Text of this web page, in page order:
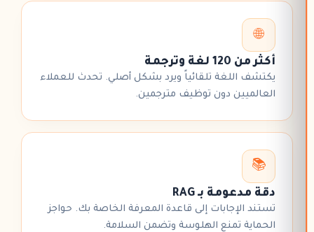
🌐
أكثر من 120 لغة وترجمة
يكتشف اللغة تلقائياً ويرد بشكل أصلي. تحدث للعملاء
العالميين دون توظيف مترجمين.
📚
دقة مدعومة بـ RAG
تستند الإجابات إلى قاعدة المعرفة الخاصة بك. حواجز
الحماية تمنع الهلوسة وتضمن السلامة.